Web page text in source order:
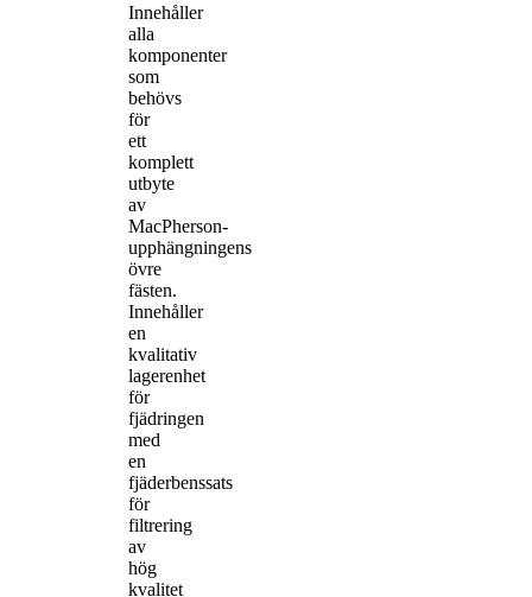
Innehåller
alla
komponenter
som
behövs
för
ett
komplett
utbyte
av
MacPherson-
upphängningens
övre
fästen.
Innehåller
en
kvalitativ
lagerenhet
för
fjädringen
med
en
fjäderbenssats
för
filtrering
av
hög
kvalitet